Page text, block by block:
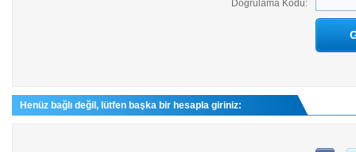
Doğrulama Kodu:
Henüz bağlı değil, lütfen başka bir hesapla giriniz: